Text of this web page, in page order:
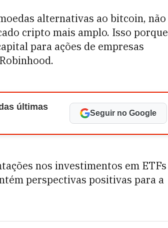
alternativas ao bitcoin, não
cripto mais amplo. Isso porque
para ações de empresas
últimas
Seguir no Google
nos investimentos em ETFs
perspectivas positivas para a